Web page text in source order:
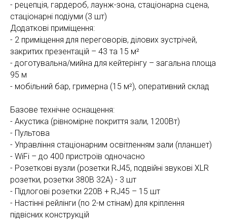
- рецепція, гардероб, лаунж-зона, стаціонарна сцена,
стаціонарні подіуми (3 шт)
Додаткові приміщення:
- 2 приміщення для переговорів, ділових зустрічей,
закритих презентацій – 43 та 15 м²
- доготувальна/мийна для кейтерінгу – загальна площа
95 м
- мобільний бар, гримерна (15 м²), оперативний склад
Базове технічне оснащення:
- Акустика (рівномірне покриття зали, 1200Вт)
- Пультова
- Управління стаціонарним освітленням зали (планшет)
- WiFi – до 400 пристроїв одночасно
- Розеткові вузли (розетки RJ45, подвійні звукові XLR
розетки, розетки 380В 32А) - 3 шт
- Підлогові розетки 220В + RJ45 – 15 шт
- Настінні рейлінги (по 2-м стінам) для кріплення
підвісних конструкцій